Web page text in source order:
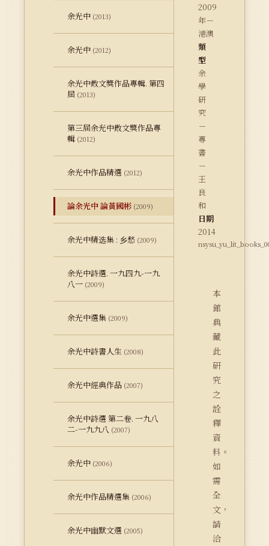
余光中 (2013)
余光中 (2012)
余光中散文獎作品專輯. 第四
屆 (2013)
第三屆余光中散文獎作品專
輯 (2012)
余光中作品精選 (2012)
論余光中 論黃國彬 (2009)
余光中精选集 : 乡愁 (2009)
余光中詩選. 一九四九-一九
八一 (2009)
余光中選集 (2009)
余光中詩書人生 (2008)
余光中經典作品 (2007)
余光中詩選 第二卷. 一九八
二-一九九八 (2007)
余光中 (2006)
余光中作品精選集 (2006)
余光中幽默文選 (2005)
2009
年－
港澳
類
型
余
學
研
究
－
專
書
－
王
良
和
日期
2014
本
館
典
藏
此
研
究
之
詮
釋
資
料。
如
需
全
文，
請
洽